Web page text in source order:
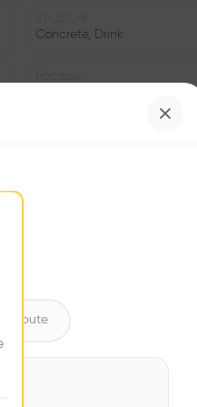
Concrete, Drink
Wooden facade, Concrete
Audemars Piguet. La
sont aménagés les places
pente naturelle du terrain
volumétrie. Le remplissage